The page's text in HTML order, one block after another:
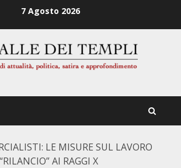
7 Agosto 2026
LE MISURE SUL LAVORO
AI RAGGI X